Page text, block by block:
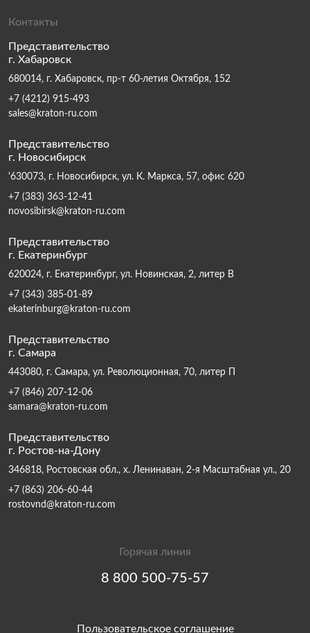
Контакты
Представительство
г. Хабаровск
680014, г. Хабаровск, пр-т 60-летия Октября, 152
+7 (4212) 915-493
sales@kraton-ru.com
Представительство
г. Новосибирск
'630073, г. Новосибирск, ул. К. Маркса, 57, офис 620
+7 (383) 363-12-41
novosibirsk@kraton-ru.com
Представительство
г. Екатеринбург
620024, г. Екатеринбург, ул. Новинская, 2, литер В
+7 (343) 385-01-89
ekaterinburg@kraton-ru.com
Представительство
г. Самара
443080, г. Самара, ул. Революционная, 70, литер П
+7 (846) 207-12-06
samara@kraton-ru.com
Представительство
г. Ростов-на-Дону
346818, Ростовская обл., х. Ленинаван, 2-я Масштабная ул., 20
+7 (863) 206-60-44
rostovnd@kraton-ru.com
Горячая линия
8 800 500-75-57
Пользовательское соглашение